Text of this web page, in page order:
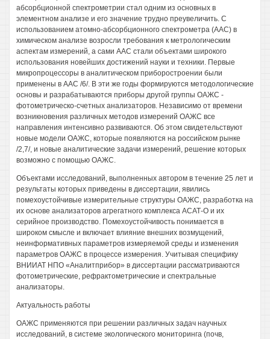
абсорбционной спектрометрии стал одним из основных в
элементном анализе и его значение трудно преувеличить. С
использованием атомно-абсорбционного спектрометра (ААС) в
химическом анализе возросли требования к метрологическим
аспектам измерений, а сами ААС стали объектами широкого
использования новейших достижений науки и техники. Первые
микропроцессоры в аналитическом приборостроении были
применены в ААС /6/. В эти же годы формируются методологические
основы и разрабатываются приборы другой группы ОАЖС -
фотометрическо-счетных анализаторов. Независимо от времени
возникновения различных методов измерений ОАЖС все
направления интенсивно развиваются. Об этом свидетельствуют
новые модели ОАЖС, которые появляются на российском рынке
/2,7/, и новые аналитические задачи измерений, решение которых
возможно с помощью ОАЖС.
Объектами исследований, выполненных автором в течение 25 лет и
результаты которых приведены в диссертации, явились
помехоустойчивые измерительные структуры ОАЖС, разработка на
их основе анализаторов агрегатного комплекса АСАТ-О и их
серийное производство. Помехоустойчивость понимается в
широком смысле и включает влияние внешних возмущений,
неинформативных параметров измеряемой среды и изменения
параметров ОАЖС в процессе измерения. Учитывая специфику
ВНИИАТ НПО «Аналитприбор» в диссертации рассматриваются
фотометрические, рефрактометрические и спектральные
анализаторы.
Актуальность работы
ОАЖС применяются при решении различных задач научных
исследований, в системе экологического мониторинга (почв,